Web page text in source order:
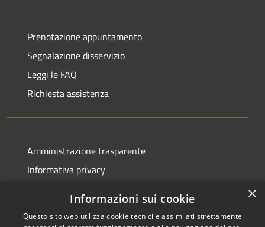
Prenotazione appuntamento
Segnalazione disservizio
Leggi le FAQ
Richiesta assistenza
Amministrazione trasparente
Informativa privacy
Dichiarazione di accessibilità
×
Informazioni sui cookie
Questo sito web utilizza cookie tecnici e assimilati strettamente